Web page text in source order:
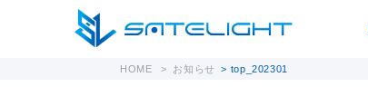
HOME > お知らせ > top_202301